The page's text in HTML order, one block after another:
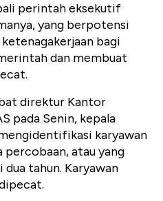
perintah eksekutif
yang berpotensi
bagi
dan membuat
direktur Kantor
pada Senin, kepala
karyawan
percobaan, atau yang
tahun. Karyawan